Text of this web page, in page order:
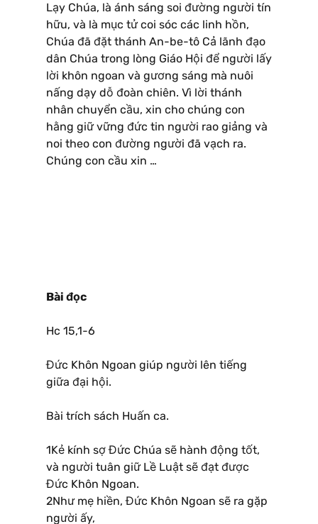
Lạy Chúa, là ánh sáng soi đường người tín
hữu, và là mục tử coi sóc các linh hồn,
Chúa đã đặt thánh An-be-tô Cả lãnh đạo
dân Chúa trong lòng Giáo Hội để người lấy
lời khôn ngoan và gương sáng mà nuôi
nấng dạy dỗ đoàn chiên. Vì lời thánh
nhân chuyển cầu, xin cho chúng con
hằng giữ vững đức tin người rao giảng và
noi theo con đường người đã vạch ra.
Chúng con cầu xin …
Bài đọc
Hc 15,1-6
Đức Khôn Ngoan giúp người lên tiếng
giữa đại hội.
Bài trích sách Huấn ca.
1Kẻ kính sợ Đức Chúa sẽ hành động tốt,
và người tuân giữ Lề Luật sẽ đạt được
Đức Khôn Ngoan.
2Như mẹ hiền, Đức Khôn Ngoan sẽ ra gặp
người ấy,